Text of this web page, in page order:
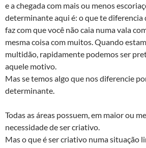
e a chegada com mais ou menos
determinante aqui é: o que te diferencia
faz com que você não caia numa vala
mesma coisa com muitos. Quando
multidão, rapidamente podemos ser
aquele motivo.
Mas se temos algo que nos diferencie
determinante.
Todas as áreas possuem, em maior ou
necessidade de ser criativo.
Mas o que é ser criativo numa situação